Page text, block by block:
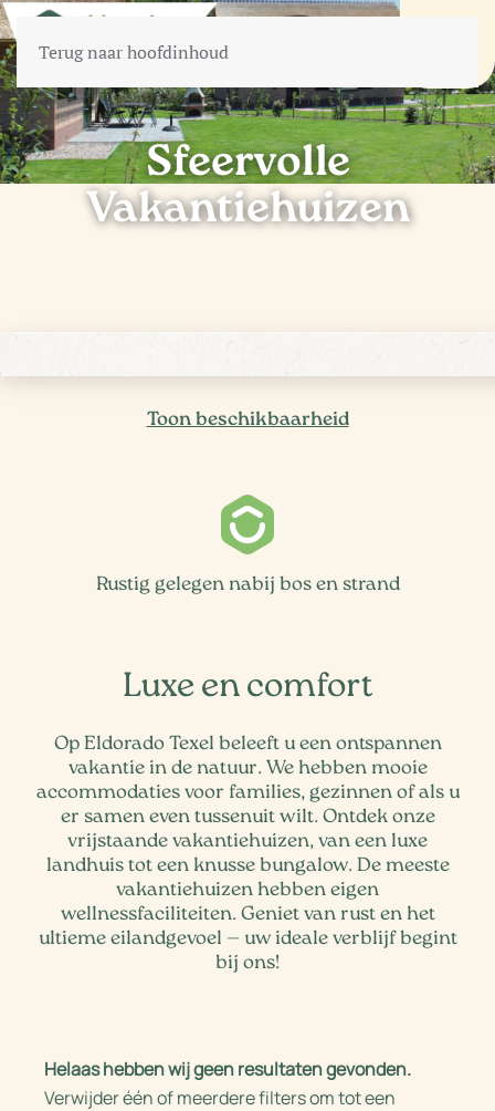
Terug naar hoofdinhoud
Sfeervolle
Vakantiehuizen
Toon beschikbaarheid
Luxe en comfort
Op Eldorado Texel beleeft u een ontspannen
vakantie in de natuur. We hebben mooie
accommodaties voor families, gezinnen of als u
er samen even tussenuit wilt. Ontdek onze
vrijstaande vakantiehuizen, van een luxe
landhuis tot een knusse bungalow. De meeste
vakantiehuizen hebben eigen
wellnessfaciliteiten. Geniet van rust en het
ultieme eilandgevoel — uw ideale verblijf begint
bij ons!
Rustig gelegen nabij bos en strand
Helaas hebben wij geen resultaten gevonden.
Verwijder één of meerdere filters om tot een